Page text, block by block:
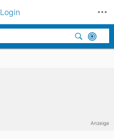
Anzeige
Login